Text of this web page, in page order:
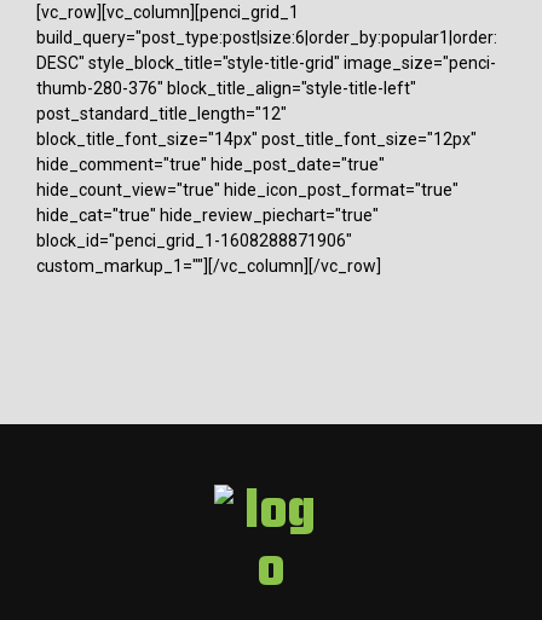
[vc_row][vc_column][penci_grid_1
build_query="post_type:post|size:6|order_by:popular1|order:
DESC" style_block_title="style-title-grid" image_size="penci-
thumb-280-376" block_title_align="style-title-left"
post_standard_title_length="12"
block_title_font_size="14px" post_title_font_size="12px"
hide_comment="true" hide_post_date="true"
hide_count_view="true" hide_icon_post_format="true"
hide_cat="true" hide_review_piechart="true"
block_id="penci_grid_1-1608288871906"
custom_markup_1=""][/vc_column][/vc_row]